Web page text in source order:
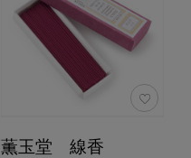
薫玉堂 線香